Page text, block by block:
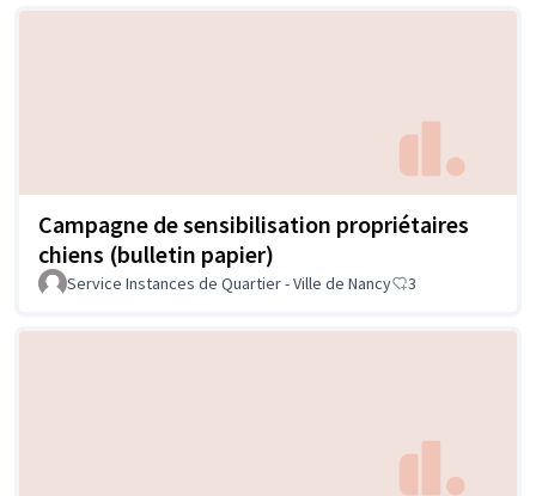
Campagne de sensibilisation propriétaires
chiens (bulletin papier)
Service Instances de Quartier - Ville de Nancy 3